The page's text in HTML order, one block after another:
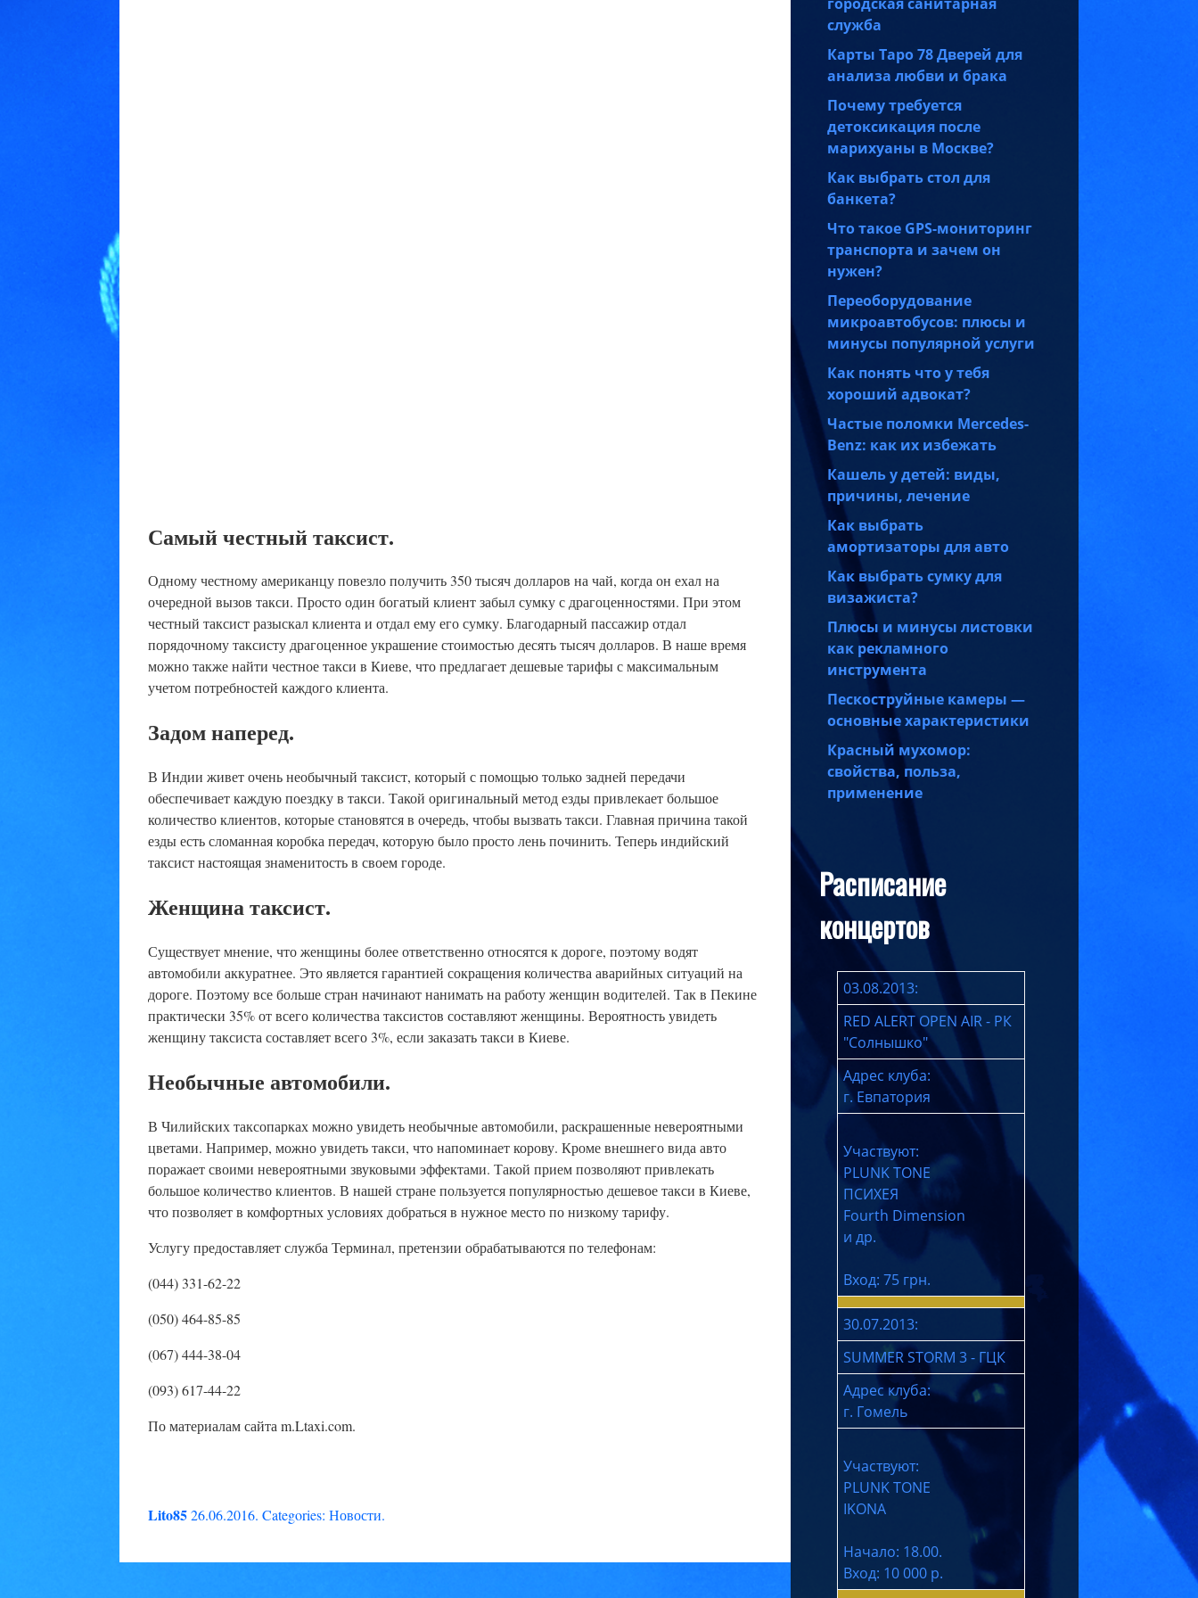
Самый честный таксист.
Одному честному американцу повезло получить 350 тысяч долларов на чай, когда он ехал на
очередной вызов такси. Просто один богатый клиент забыл сумку с драгоценностями. При этом
честный таксист разыскал клиента и отдал ему его сумку. Благодарный пассажир отдал
порядочному таксисту драгоценное украшение стоимостью десять тысяч долларов. В наше время
можно также найти честное такси в Киеве, что предлагает дешевые тарифы с максимальным
учетом потребностей каждого клиента.
Задом наперед.
В Индии живет очень необычный таксист, который с помощью только задней передачи
обеспечивает каждую поездку в такси. Такой оригинальный метод езды привлекает большое
количество клиентов, которые становятся в очередь, чтобы вызвать такси. Главная причина такой
езды есть сломанная коробка передач, которую было просто лень починить. Теперь индийский
таксист настоящая знаменитость в своем городе.
Женщина таксист.
Существует мнение, что женщины более ответственно относятся к дороге, поэтому водят
автомобили аккуратнее. Это является гарантией сокращения количества аварийных ситуаций на
дороге. Поэтому все больше стран начинают нанимать на работу женщин водителей. Так в Пекине
практически 35% от всего количества таксистов составляют женщины. Вероятность увидеть
женщину таксиста составляет всего 3%, если заказать такси в Киеве.
Необычные автомобили.
В Чилийских таксопарках можно увидеть необычные автомобили, раскрашенные невероятными
цветами. Например, можно увидеть такси, что напоминает корову. Кроме внешнего вида авто
поражает своими невероятными звуковыми эффектами. Такой прием позволяют привлекать
большое количество клиентов. В нашей стране пользуется популярностью дешевое такси в Киеве,
что позволяет в комфортных условиях добраться в нужное место по низкому тарифу.
Услугу предоставляет служба Терминал, претензии обрабатываются по телефонам:
(044) 331-62-22
(050) 464-85-85
(067) 444-38-04
(093) 617-44-22
По материалам сайта m.Ltaxi.com.
Lito85 26.06.2016. Categories:Новости.
служба
Карты Таро 78 Дверей для
анализа любви и брака
Почему требуется
детоксикация после
марихуаны в Москве?
Как выбрать стол для
банкета?
Что такое GPS-мониторинг
транспорта и зачем он
нужен?
Переоборудование
микроавтобусов: плюсы и
минусы популярной услуги
Как понять что у тебя
хороший адвокат?
Частые поломки Mercedes-
Benz: как их избежать
Кашель у детей: виды,
причины, лечение
Как выбрать
амортизаторы для авто
Как выбрать сумку для
визажиста?
Плюсы и минусы листовки
как рекламного
инструмента
Пескоструйные камеры —
основные характеристики
Красный мухомор:
свойства, польза,
применение
Расписание
концертов
03.08.2013:
RED ALERT OPEN AIR - РК
"Солнышко"
Адрес клуба:
г. Евпатория
Участвуют:
PLUNK TONE
ПСИХЕЯ
Fourth Dimension
и др.
Вход: 75 грн.
30.07.2013:
SUMMER STORM 3 - ГЦК
Адрес клуба:
г. Гомель
Участвуют:
PLUNK TONE
IKONA
Начало: 18.00.
Вход: 10 000 р.